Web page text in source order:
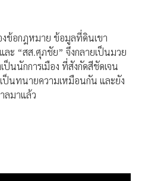
ข้อกฎหมาย ข้อมูลที่ดินเขา
ละ “สส.ศุภชัย” จึงกลายเป็นมวย
ป็นนักการเมือง ที่สังกัดสีชัดเจน
นทนายความเหมือนกัน และยัง
ลมาแล้ว